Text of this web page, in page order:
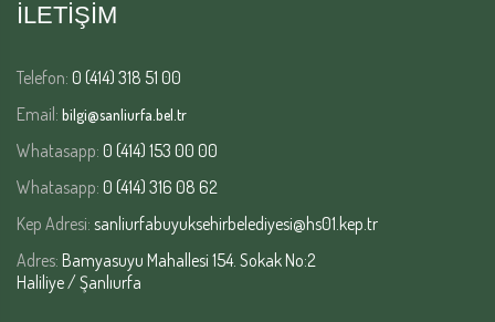
İLETİŞİM
Telefon: 0 (414) 318 51 00
Email: bilgi@sanliurfa.bel.tr
Whatasapp: 0 (414) 153 00 00
Whatasapp: 0 (414) 316 08 62
Kep Adresi: sanliurfabuyuksehirbelediyesi@hs01.kep.tr
Adres: Bamyasuyu Mahallesi 154. Sokak No:2
Haliliye / Şanlıurfa